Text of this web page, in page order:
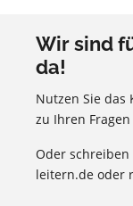
Wir sind
da!
Nutzen Sie
zu Ihren
Oder schreiben
leitern.de oder